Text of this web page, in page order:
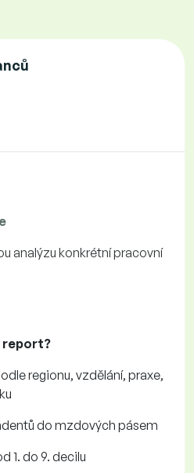
analýzu konkrétní pracovní
report?
regionu, vzdělání, praxe,
do mzdových pásem
1. do 9. decilu